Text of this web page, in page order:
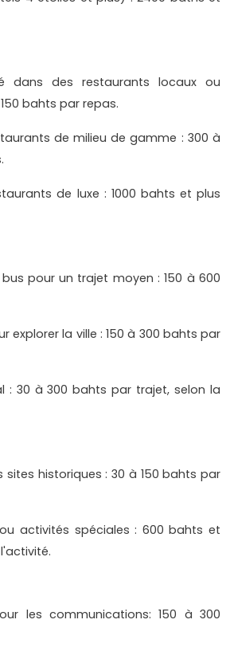
dans des restaurants locaux ou
bahts par repas.
de milieu de gamme : 300 à
de luxe : 1000 bahts et plus
pour un trajet moyen : 150 à 600
explorer la ville : 150 à 300 bahts par
: 30 à 300 bahts par trajet, selon la
sites historiques : 30 à 150 bahts par
activités spéciales : 600 bahts et
les communications: 150 à 300